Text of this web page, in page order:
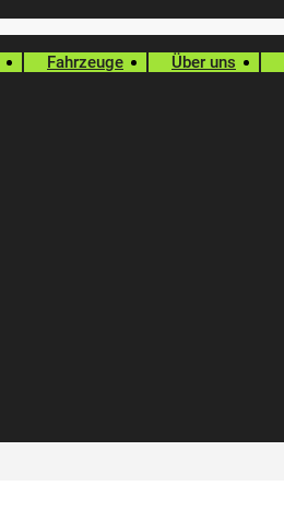
Fahrzeuge Über uns